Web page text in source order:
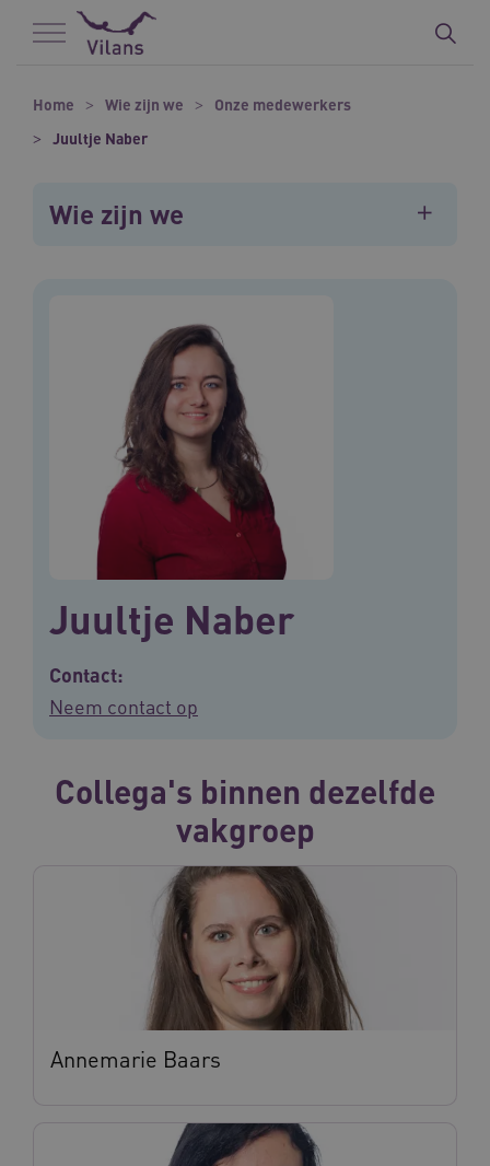
Naar hoofdinhoud
Naar footer
Home Wie zijn we
Onze medewerkers
Juultje Naber
Wie zijn we
Juultje Naber
Contact:
Neem contact op
Collega's binnen dezelfde
vakgroep
Annemarie Baars